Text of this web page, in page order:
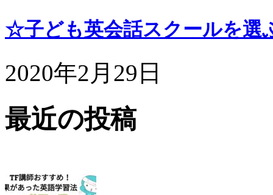
☆子ども英会話スクールを
2020年2月29日
最近の投稿